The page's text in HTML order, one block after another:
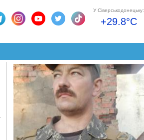
У Сіверськодонецьку:
+29.8°C